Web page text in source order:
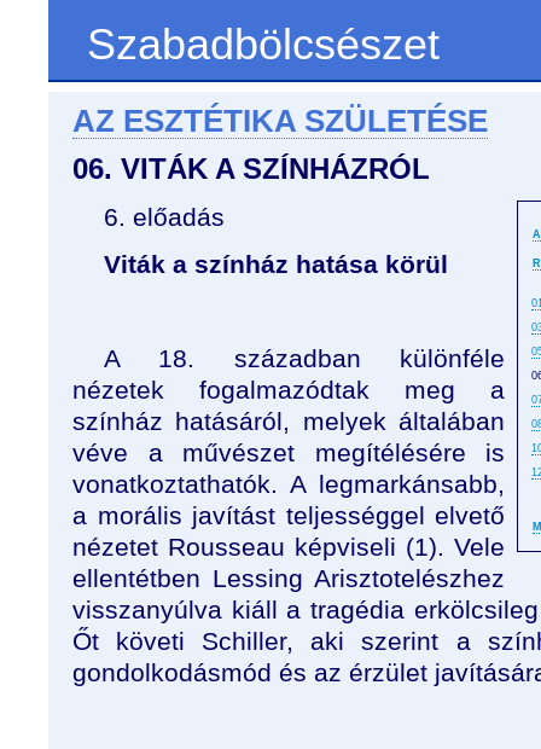
Szabadbölcsészet
AZ ESZTÉTIKA SZÜLETÉSE
06. VITÁK A SZÍNHÁZRÓL
6. előadás
Viták a színház hatása körül
A 18. században különféle
nézetek fogalmazódtak meg a
színház hatásáról, melyek általában
véve a művészet megítélésére is
vonatkoztathatók. A legmarkánsabb,
a morális javítást teljességgel elvető
nézetet Rousseau képviseli (1). Vele
ellentétben Lessing Arisztotelészhez
visszanyúlva kiáll a tragédia
Őt követi Schiller, aki szerint a
gondolkodásmód és az érzület